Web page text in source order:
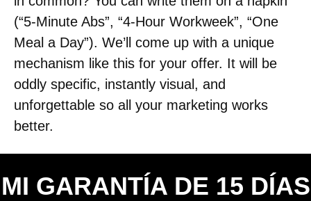
(“5-Minute Abs”, “4-Hour Workweek”, “One
Meal a Day”). We’ll come up with a unique
mechanism like this for your offer. It will be
oddly specific, instantly visual, and
unforgettable so all your marketing works
better.
MI GARANTÍA DE 15 DÍAS